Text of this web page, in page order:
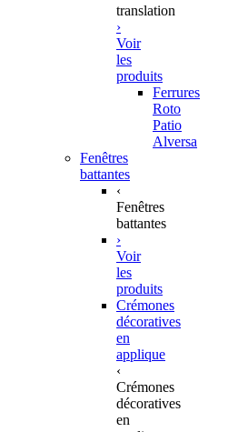
translation
›
Voir
les
produits
Ferrures
Roto
Patio
Alversa
Fenêtres
battantes
‹
Fenêtres
battantes
›
Voir
les
produits
Crémones
décoratives
en
applique
‹
Crémones
décoratives
en